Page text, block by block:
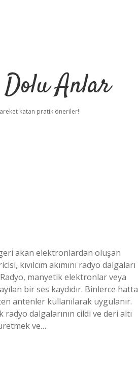
Anlar
katan pratik öneriler!
akan elektronlardan oluşan
kıvılcım akımını radyo dalgaları
Radyo, manyetik elektronlar veya
bir ses kaydıdır. Binlerce hatta
antenler kullanılarak uygulanır.
dalgalarının cildi ve deri altı
ve…